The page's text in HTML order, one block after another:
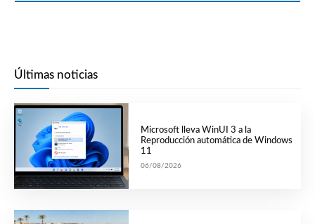
Últimas noticias
Microsoft lleva WinUI 3 a la
Reproducción automática de Windows
11
06/08/2026